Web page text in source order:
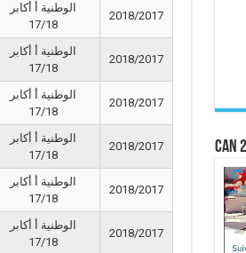
الوطنية أ أكابر
17/18
2018/2017
الوطنية أ أكابر
17/18
2018/2017
الوطنية أ أكابر
17/18
2018/2017
الوطنية أ أكابر
17/18
2018/2017
الوطنية أ أكابر
17/18
2018/2017
الوطنية أ أكابر
17/18
2018/2017
CAN